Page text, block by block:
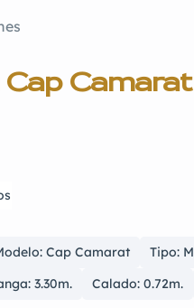
Cap
Cap Camarat Tipo:
3.30m. Calado: 0.72m.